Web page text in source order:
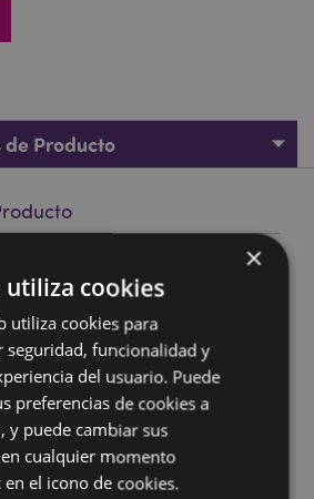
Producto
Si
Si
Si
la Licencia:Este producto cuenta
y puede venderse en todo el
×
utiliza cookies
utiliza cookies para
seguridad, funcionalidad y
del usuario. Puede
preferencias de cookies a
y puede cambiar sus
cualquier momento
en el icono de cookies.